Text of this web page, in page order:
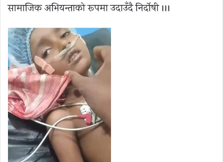
सामाजिक अभियन्ताको रूपमा उदाउँदै निर्दोषी ।।।